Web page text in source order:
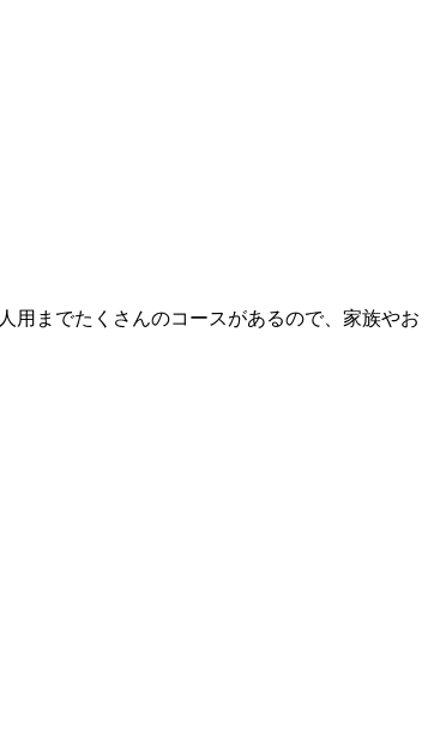
用までたくさんのコースがあるので、家族やお